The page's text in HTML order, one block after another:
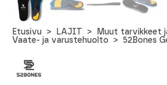
Etusivu LAJIT
Muut tarvikkeet
Vaate- ja varustehuolto
52Bones